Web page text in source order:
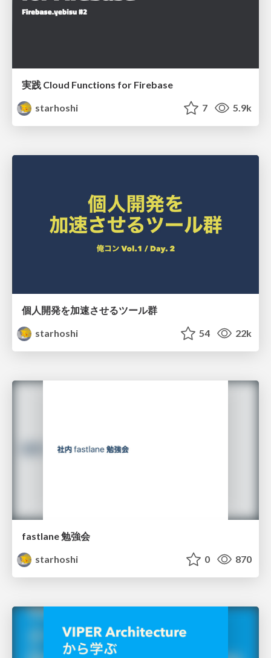
実践 Cloud Functions for Firebase
starhoshi
7 5.9k
個人開発を加速させるツール群
starhoshi
54 22k
fastlane 勉強会
starhoshi
0 870